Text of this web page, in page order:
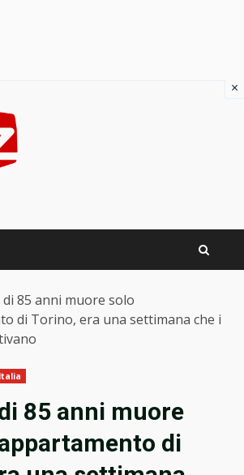
85 anni muore solo
di Torino, era una settimana che i
85 anni muore
di
×